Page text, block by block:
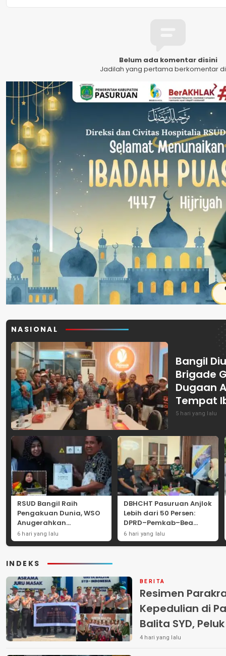
Belum ada komentar disini
Jadilah yang pertama berkomentar
NASIONAL
Bangil
Brigade
Dugaan
Tempat
5 hari yang lalu
RSUD Bangil Raih
Pengakuan Dunia, WSO
Anugerahkan
Penghargaan
Internasional untuk
6 hari yang lalu
DBHCHT Pasuruan Anjlok
Lebih dari 50 Persen:
DPRD–Pemkab–Bea
Cukai Perkuat Perang
Melawan Peredaran
6 hari yang lalu
INDEKS
BERITA
Resimen
Kepedulian di
Balita SYD,
Terlantar
4 hari yang lalu